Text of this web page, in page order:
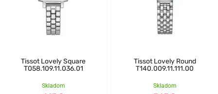
Tissot Lovely Square
T058.109.11.036.01
Skladom
Tissot Lovely Round
T140.009.11.111.00
Skladom